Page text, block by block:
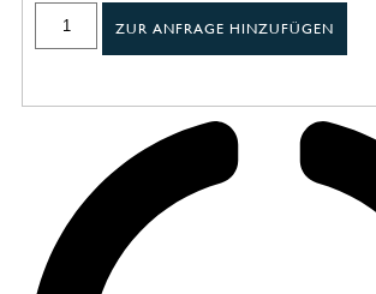
ZUR ANFRAGE HINZUFÜGEN